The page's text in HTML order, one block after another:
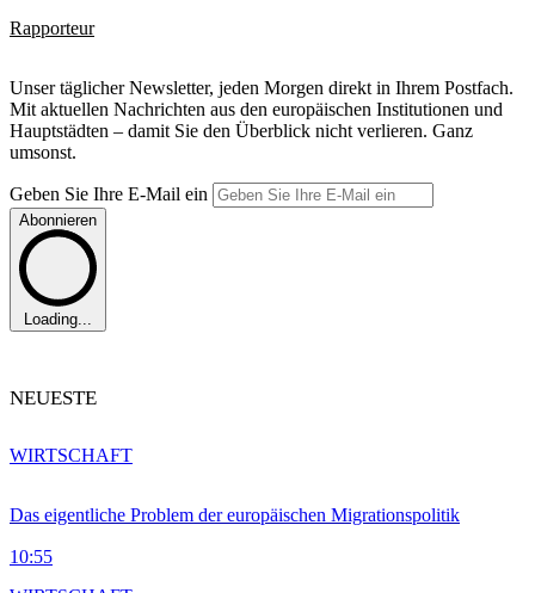
Rapporteur
Unser täglicher Newsletter, jeden Morgen direkt in Ihrem Postfach.
Mit aktuellen Nachrichten aus den europäischen Institutionen und
Hauptstädten – damit Sie den Überblick nicht verlieren. Ganz
umsonst.
Geben Sie Ihre E-Mail ein
Abonnieren
Loading...
NEUESTE
Das eigentliche Problem der europäischen Migrationspolitik
10:55
WIRTSCHAFT